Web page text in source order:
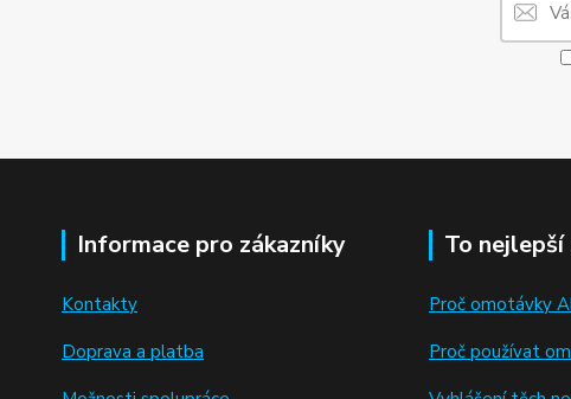
Informace pro zákazníky
Kontakty
Doprava a platba
To
Proč omotávky
Proč používat